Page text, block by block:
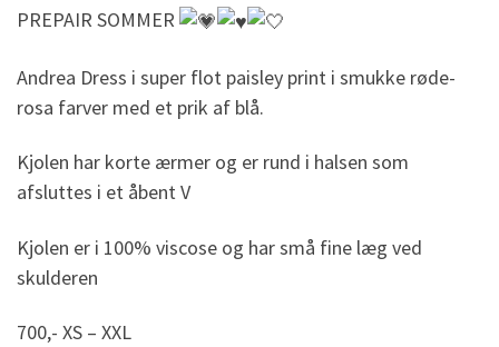
PREPAIR SOMMER
Andrea Dress i super flot paisley print i smukke røde-
rosa farver med et prik af blå.
Kjolen har korte ærmer og er rund i halsen som
afsluttes i et åbent V
Kjolen er i 100% viscose og har små fine læg ved
skulderen
700,- XS – XXL